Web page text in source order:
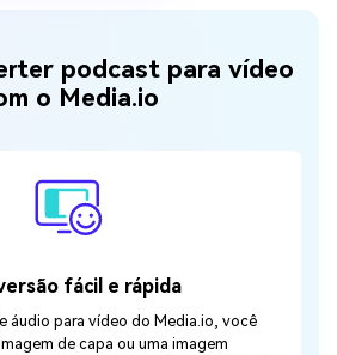
podcast para vídeo
o Media.io
fácil e rápida
áudio para vídeo do Media.io, você
de capa ou uma imagem